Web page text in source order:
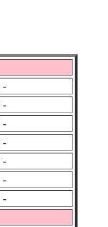
-
-
-
-
-
-
-